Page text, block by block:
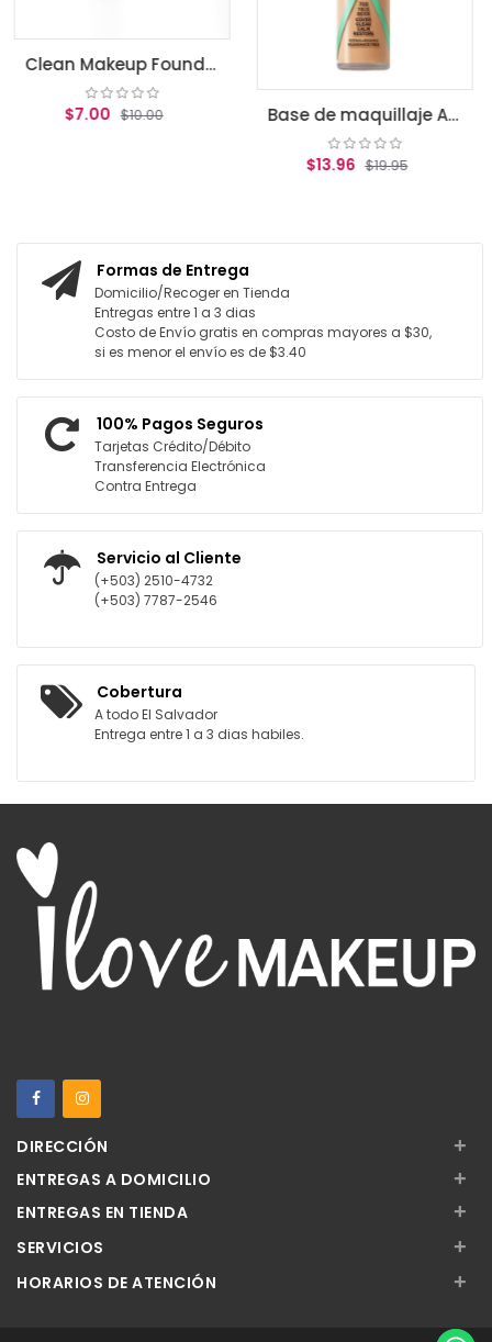
Clean Makeup Foundation, Classic Beige
Base de maquillaje Almay Clear Complexion True beige
Formas de Entrega
Domicilio/Recoger en Tienda
Entregas entre 1 a 3 dias
Costo de Envío gratis en compras mayores a $30,
si es menor el envío es de $3.40
100% Pagos Seguros
Tarjetas Crédito/Débito
Transferencia Electrónica
Contra Entrega
Servicio al Cliente
(+503) 2510-4732
(+503) 7787-2546
Cobertura
A todo El Salvador
Entrega entre 1 a 3 dias habiles.
DIRECCIÓN +
ENTREGAS A DOMICILIO +
ENTREGAS EN TIENDA +
SERVICIOS +
HORARIOS DE ATENCIÓN +